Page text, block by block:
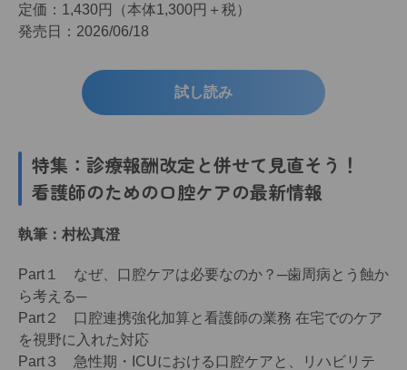
定価：1,430円（本体1,300円＋税）
発売日：2026/06/18
試し読み
特集：診療報酬改定と併せて見直そう！
看護師のための口腔ケアの最新情報
執筆：村松真澄
Part１ なぜ、口腔ケアは必要なのか？─歯周病とう蝕か
ら考える─
Part２ 口腔連携強化加算と看護師の業務 在宅でのケア
を視野に入れた対応
Part３ 急性期・ICUにおける口腔ケアと、リハビリテ